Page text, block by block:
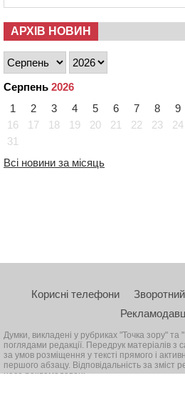
АРХІВ НОВИН
Серпень 2026
1
2 3 4 5 6 7 8 9
16
17 18 19 20 21 22 23 24
31
Всі новини за місяць
Корисні телефони Зворотний
Думки, викладені у рубриках "Точка зору" та
поглядами редакції. Передрук матеріалів з
за умов розміщення у тексті прямого і
першого абзацу. Відповідальність за зміст
несе рекламодавець